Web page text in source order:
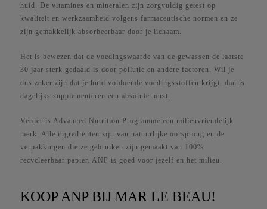
huid. De vitamines en mineralen zijn zorgvuldig getest op
kwaliteit en werkzaamheid volgens farmaceutische normen en ze
zijn gemakkelijk absorbeerbaar door je lichaam.
Het is bewezen dat de voedingswaarde van de gewassen de laatste
30 jaar sterk gedaald is door pollutie en andere factoren. Wil je
dus zeker zijn dat je huid voldoende voedingsstoffen krijgt, dan is
dagelijks supplementeren een absolute must.
Verder is Advanced Nutrition Programme een milieuvriendelijk
merk. Alle ingrediënten zijn van natuurlijke oorsprong en de
verpakkingen die ze gebruiken zijn gemaakt van 100%
recycleerbaar papier. ANP is goed voor jezelf en het milieu.
KOOP ANP BIJ MAR LE BEAU!